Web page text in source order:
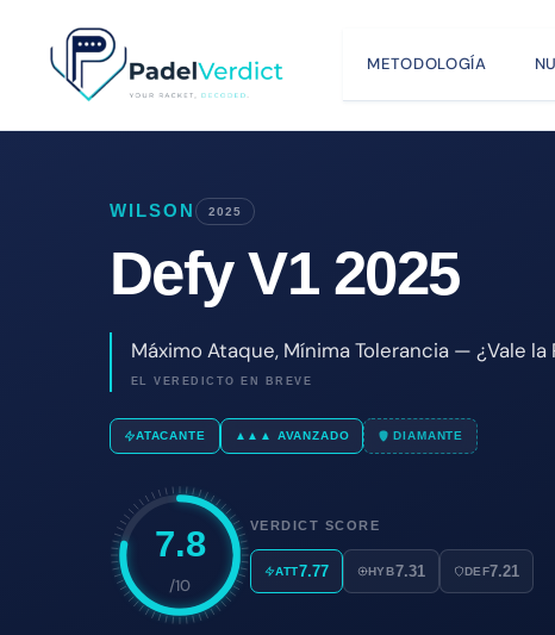
contenido
METODOLOGÍA
WILSON 2025
Defy V1 2025
Máximo Ataque, Mínima Tolerancia — ¿Vale la
EL VEREDICTO EN BREVE
ATACANTE ▲▲▲ AVANZADO DIAMANTE
7.8
/10
VERDICT SCORE
ATT7.77 HYB7.31 DEF7.21